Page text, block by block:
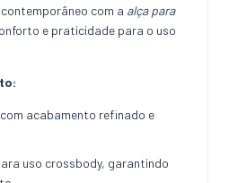
com a alça para
e praticidade para o uso
acabamento refinado e
uso crossbody, garantindo